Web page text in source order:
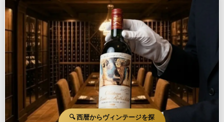
🔍 西暦からヴィンテージを探